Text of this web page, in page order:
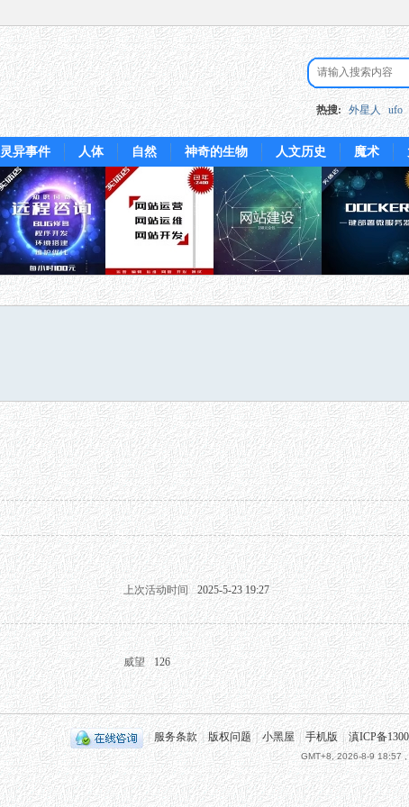
热搜: 外星人 ufo
灵异事件 人体 自然 神奇的生物 人文历史 魔术
上次活动时间
2025-5-23 19:27
威望
126
服务条款 版权问题 | 小黑屋 手机版 滇ICP备
GMT+8, 2026-8-9 18:57